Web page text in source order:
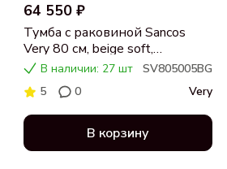
64 550 ₽
Тумба с раковиной Sancos
Very 80 см, beige soft,
столешница бежевая,
раковина CN5005
В наличии: 27 шт
SV805005BG
5
0 Very
В корзину